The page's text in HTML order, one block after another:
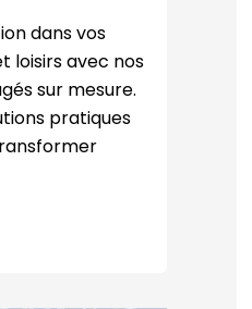
dans vos
loisirs avec nos
sur mesure.
pratiques